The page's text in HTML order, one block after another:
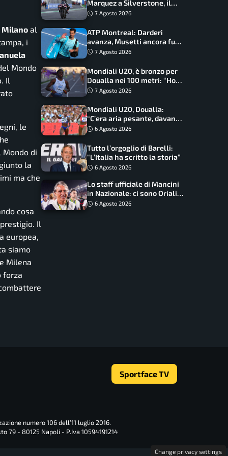
Milano al
i
Mondo
Il
le
Mondo di
la
ma che
cosa
Il
europea,
siamo
Milena
forza
Marquez a Silverstone, il
programma e gli orari
7 Agosto 2026
ATP Montreal: Darderi
avanza, Musetti ancora fuori
con Jodar
7 Agosto 2026
Mondiali U20, è bronzo per
Doualla nei 100 metri: “Ho
scacciato l’ansia”
7 Agosto 2026
Mondiali U20, Doualla:
“C’era aria pesante, davano
le mascherine! Finale? Non
6 Agosto 2026
Tutto l’orgoglio di Barelli:
“L’Italia ha scritto la storia”
6 Agosto 2026
Lo staff ufficiale di Mancini
in Nazionale: ci sono Oriali e
Bonucci, confermato un
6 Agosto 2026
Sportface TV
numero 106 dell’11 luglio 2016.
- 80125 Napoli - P.Iva 10594191214
Change privacy settings